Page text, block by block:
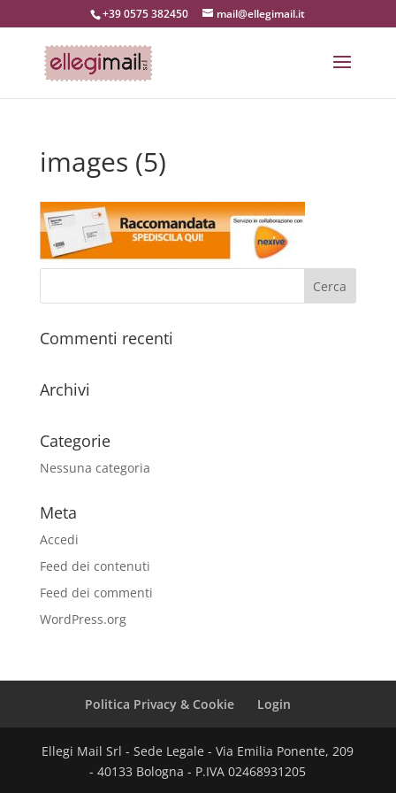
+39 0575 382450 mail@ellegimail.it
images (5)
Commenti recenti
Archivi
Categorie
Nessuna categoria
Meta
Accedi
Feed dei contenuti
Feed dei commenti
WordPress.org
Politica Privacy & Cookie Login
Ellegi Mail Srl - Sede Legale - Via Emilia Ponente, 209
- 40133 Bologna - P.IVA 02468931205